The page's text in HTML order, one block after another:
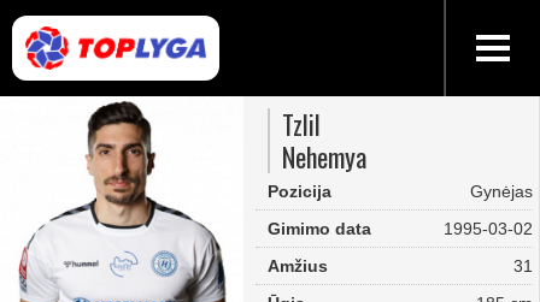
Tzlil
Nehemya
Pozicija
Gynėjas
Gimimo data
1995-03-02
Amžius
31